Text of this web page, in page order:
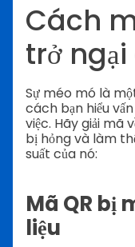
Cách
trở
Sự méo mó là
cách bạn hiểu
việc. Hãy giải mã
bị hỏng và làm
suất của nó:
Mã QR bị
liệu